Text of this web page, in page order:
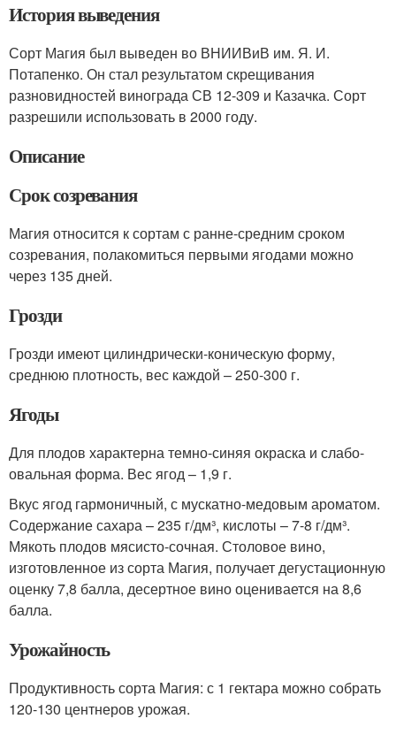
История выведения
Сорт Магия был выведен во ВНИИВиВ им. Я. И.
Потапенко. Он стал результатом скрещивания
разновидностей винограда СВ 12-309 и Казачка. Сорт
разрешили использовать в 2000 году.
Описание
Срок созревания
Магия относится к сортам с ранне-средним сроком
созревания, полакомиться первыми ягодами можно
через 135 дней.
Грозди
Грозди имеют цилиндрически-коническую форму,
среднюю плотность, вес каждой – 250-300 г.
Ягоды
Для плодов характерна темно-синяя окраска и слабо-
овальная форма. Вес ягод – 1,9 г.
Вкус ягод гармоничный, с мускатно-медовым ароматом.
Содержание сахара – 235 г/дм³, кислоты – 7-8 г/дм³.
Мякоть плодов мясисто-сочная. Столовое вино,
изготовленное из сорта Магия, получает дегустационную
оценку 7,8 балла, десертное вино оценивается на 8,6
балла.
Урожайность
Продуктивность сорта Магия: с 1 гектара можно собрать
120-130 центнеров урожая.